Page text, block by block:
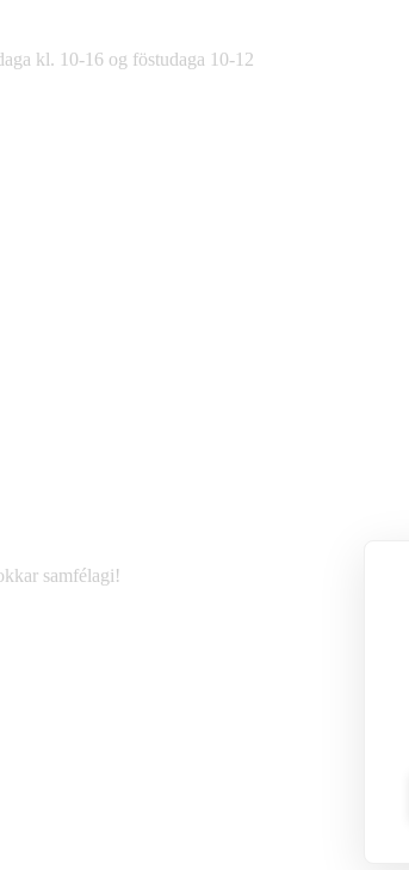
kl. 10-16 og föstudaga 10-12
samfélagi!